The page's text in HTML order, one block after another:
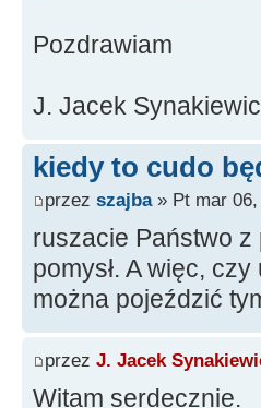
Pozdrawiam
J. Jacek
kiedy to cudo
przez szajba» Pt mar 06,
ruszacie Państwo z
pomysł. A więc,
można pojeździć
przez J. Jacek
Witam serdecznie.